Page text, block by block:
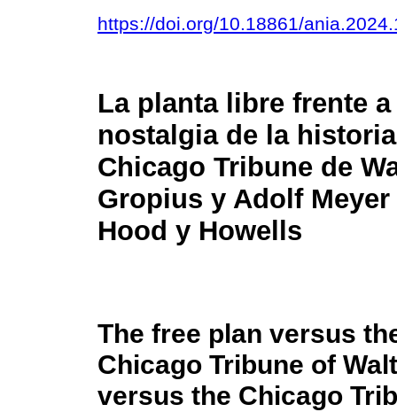
https://doi.org/10.18861/
La planta libre frente a
nostalgia de la
Chicago Tribune de
Gropius y Adolf
Hood y Howells
The free plan versus
Chicago Tribune of
versus the Chicago